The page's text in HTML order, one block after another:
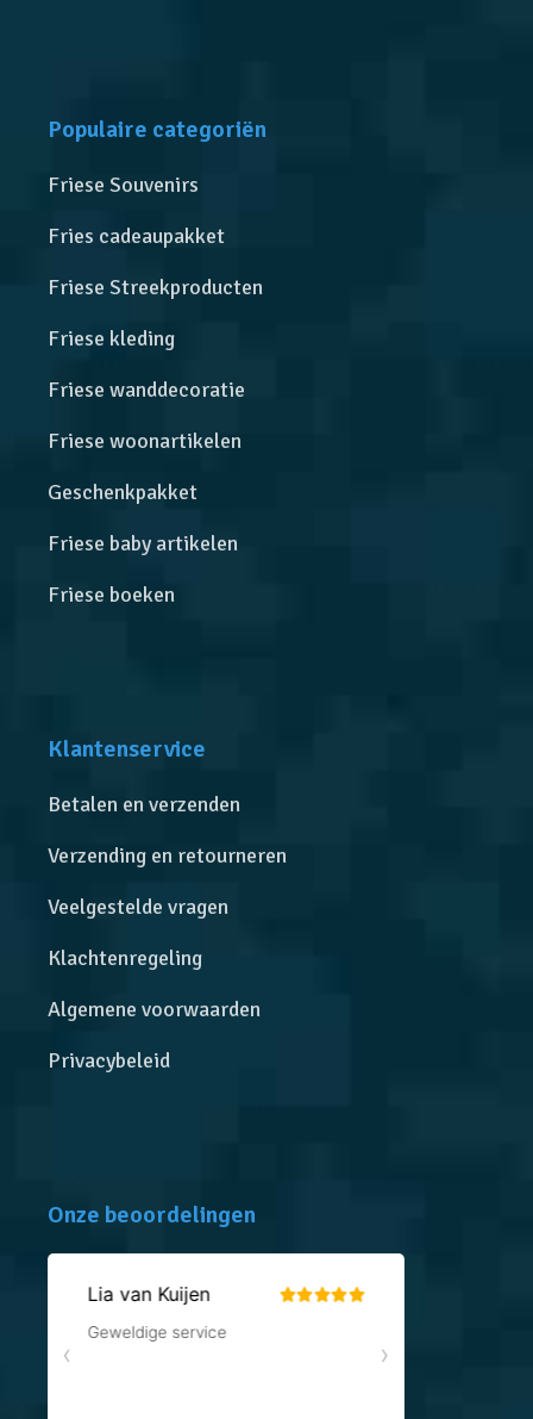
Populaire categoriën
Friese Souvenirs
Fries cadeaupakket
Friese Streekproducten
Friese kleding
Friese wanddecoratie
Friese woonartikelen
Geschenkpakket
Friese baby artikelen
Friese boeken
Klantenservice
Betalen en verzenden
Verzending en retourneren
Veelgestelde vragen
Klachtenregeling
Algemene voorwaarden
Privacybeleid
Onze beoordelingen